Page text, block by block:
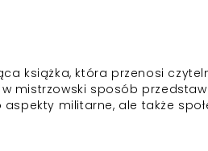
książka, która przenosi
w mistrzowski sposób
aspekty militarne, ale także